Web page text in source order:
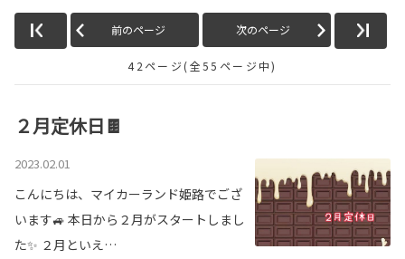
前のページ 次のページ
42ページ(全55ページ中)
２月定休日🍫
2023.02.01
こんにちは、マイカーランド姫路でござ
います🚙 本日から２月がスタートしまし
た✨ ２月といえ…